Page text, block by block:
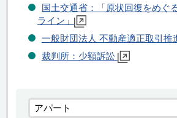
国土交通省：「原状回復をめぐ
ライン」
一般財団法人 不動産適正取引推
裁判所：少額訴訟